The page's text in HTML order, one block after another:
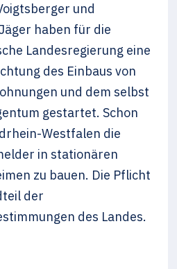
und
haben für die
Landesregierung eine
des Einbaus von
und dem selbst
gestartet. Schon
Westfalen die
in stationären
zu bauen. Die Pflicht
der
des Landes.